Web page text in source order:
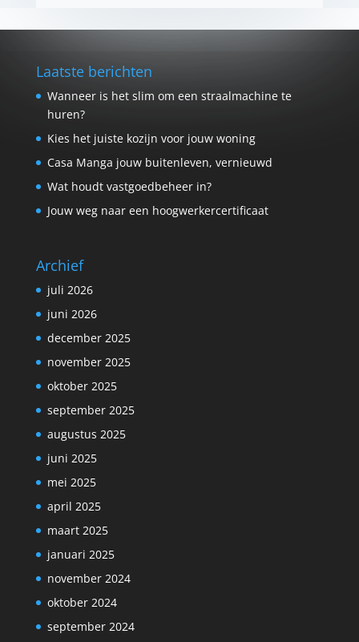
Laatste berichten
Wanneer is het slim om een straalmachine te
huren?
Kies het juiste kozijn voor jouw woning
Casa Manga jouw buitenleven, vernieuwd
Wat houdt vastgoedbeheer in?
Jouw weg naar een hoogwerkercertificaat
Archief
juli 2026
juni 2026
december 2025
november 2025
oktober 2025
september 2025
augustus 2025
juni 2025
mei 2025
april 2025
maart 2025
januari 2025
november 2024
oktober 2024
september 2024